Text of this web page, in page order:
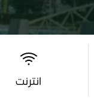
انترنت